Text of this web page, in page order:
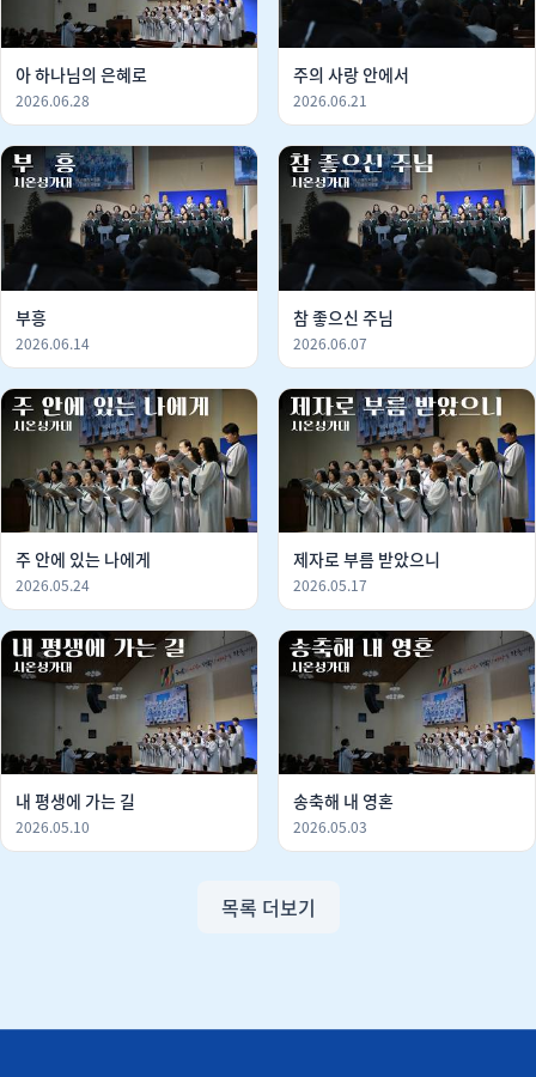
아 하나님의 은혜로
2026.06.28
주의 사랑 안에서
2026.06.21
부흥
2026.06.14
참 좋으신 주님
2026.06.07
주 안에 있는 나에게
2026.05.24
제자로 부름 받았으니
2026.05.17
내 평생에 가는 길
2026.05.10
송축해 내 영혼
2026.05.03
목록 더보기